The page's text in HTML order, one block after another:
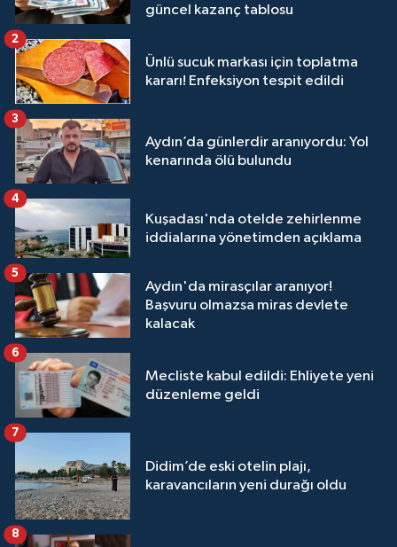
güncel kazanç tablosu
Ünlü sucuk markası için toplatma
kararı! Enfeksiyon tespit edildi
2
Aydın’da günlerdir aranıyordu: Yol
kenarında ölü bulundu
3
Kuşadası'nda otelde zehirlenme
iddialarına yönetimden açıklama
4
Aydın'da mirasçılar aranıyor!
Başvuru olmazsa miras devlete
kalacak
5
Mecliste kabul edildi: Ehliyete yeni
düzenleme geldi
6
Didim’de eski otelin plajı,
karavancıların yeni durağı oldu
7
8